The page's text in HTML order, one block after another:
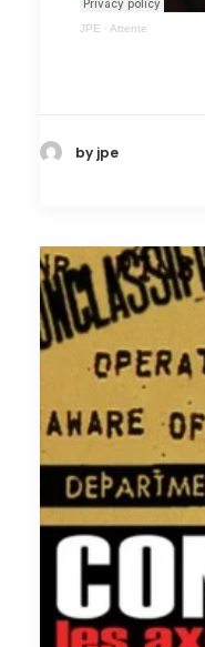
JPE · Attente
by jpe